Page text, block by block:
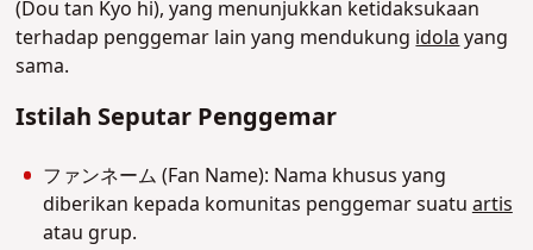
(Dou tan Kyo hi), yang menunjukkan ketidaksukaan
terhadap penggemar lain yang mendukung idola yang
sama.
Istilah Seputar Penggemar
ファンネーム (Fan Name): Nama khusus yang
diberikan kepada komunitas penggemar suatuartis
atau grup.